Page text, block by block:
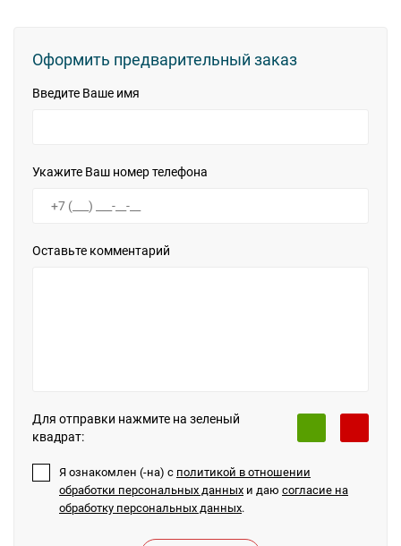
Оформить предварительный заказ
Введите Ваше имя
Укажите Ваш номер телефона
Оставьте комментарий
Для отправки нажмите на зеленый
квадрат:
Я ознакомлен (-на) с политикой в отношении
обработки персональных данных и даю согласие на
обработку персональных данных.